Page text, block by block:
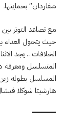
شفاردان” بحمايتها.
مع تصاعد التوتر
حيث يتحول العداء
الخلافات .. يجد
المتسلسل ومعرفة
المسلسل بطوله
هارشيتا شوكلا